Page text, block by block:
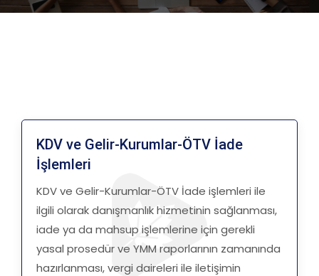
KDV ve Gelir-Kurumlar-ÖTV İade
İşlemleri
KDV ve Gelir-Kurumlar-ÖTV İade işlemleri ile
ilgili olarak danışmanlık hizmetinin sağlanması,
iade ya da mahsup işlemlerine için gerekli
yasal prosedür ve YMM raporlarının zamanında
hazırlanması, vergi daireleri ile iletişimin